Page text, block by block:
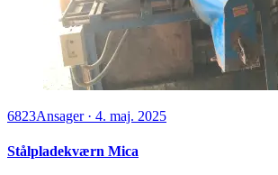
6823Ansager· 4. maj. 2025
Stålpladekværn Mica